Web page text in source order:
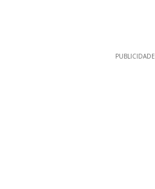
PUBLICIDADE